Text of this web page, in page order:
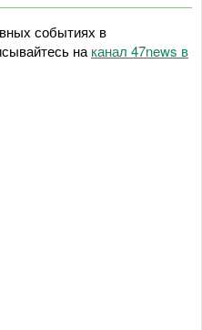
событиях в
на канал 47news в